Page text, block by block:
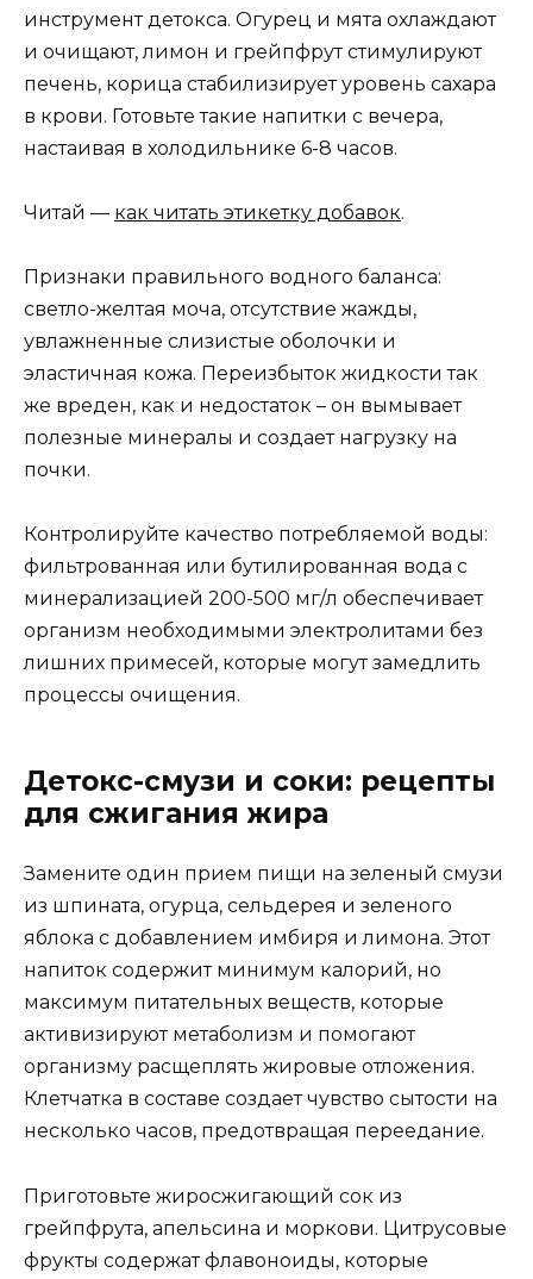
инструмент детокса. Огурец и мята охлаждают
и очищают, лимон и грейпфрут стимулируют
печень, корица стабилизирует уровень сахара
в крови. Готовьте такие напитки с вечера,
настаивая в холодильнике 6-8 часов.
Читай — как читать этикетку добавок.
Признаки правильного водного баланса:
светло-желтая моча, отсутствие жажды,
увлажненные слизистые оболочки и
эластичная кожа. Переизбыток жидкости так
же вреден, как и недостаток – он вымывает
полезные минералы и создает нагрузку на
почки.
Контролируйте качество потребляемой воды:
фильтрованная или бутилированная вода с
минерализацией 200-500 мг/л обеспечивает
организм необходимыми электролитами без
лишних примесей, которые могут замедлить
процессы очищения.
Детокс-смузи и соки: рецепты
для сжигания жира
Замените один прием пищи на зеленый смузи
из шпината, огурца, сельдерея и зеленого
яблока с добавлением имбиря и лимона. Этот
напиток содержит минимум калорий, но
максимум питательных веществ, которые
активизируют метаболизм и помогают
организму расщеплять жировые отложения.
Клетчатка в составе создает чувство сытости на
несколько часов, предотвращая переедание.
Приготовьте жиросжигающий сок из
грейпфрута, апельсина и моркови. Цитрусовые
фрукты содержат флавоноиды, которые